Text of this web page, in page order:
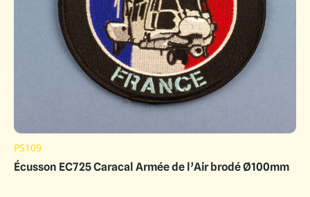
PS109
Écusson EC725 Caracal Armée de l’Air brodé Ø100mm